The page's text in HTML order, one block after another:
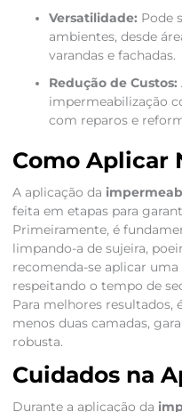
Versatilidade: Pode
ambientes, desde
varandas e fachadas.
Redução de Custos:
impermeabilização
com reparos e
Como Aplicar
A aplicação da
feita em etapas para
Primeiramente, é
limpando-a de sujeira,
recomenda-se aplicar
respeitando o tempo de
Para melhores resultados,
menos duas camadas,
robusta.
Cuidados na
Durante a aplicação da